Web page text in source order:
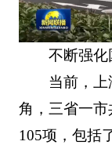
不断强化
当前，
角，三省一
105项，包括